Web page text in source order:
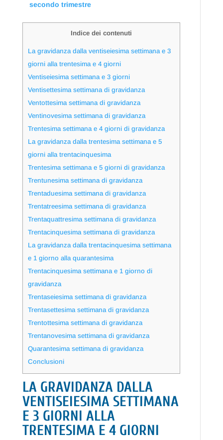
secondo trimestre
Indice dei contenuti
La gravidanza dalla ventiseiesima settimana e 3
giorni alla trentesima e 4 giorni
Ventiseiesima settimana e 3 giorni
Ventisettesima settimana di gravidanza
Ventottesima settimana di gravidanza
Ventinovesima settimana di gravidanza
Trentesima settimana e 4 giorni di gravidanza
La gravidanza dalla trentesima settimana e 5
giorni alla trentacinquesima
Trentesima settimana e 5 giorni di gravidanza
Trentunesima settimana di gravidanza
Trentaduesima settimana di gravidanza
Trentatreesima settimana di gravidanza
Trentaquattresima settimana di gravidanza
Trentacinquesima settimana di gravidanza
La gravidanza dalla trentacinquesima settimana
e 1 giorno alla quarantesima
Trentacinquesima settimana e 1 giorno di
gravidanza
Trentaseiesima settimana di gravidanza
Trentasettesima settimana di gravidanza
Trentottesima settimana di gravidanza
Trentanovesima settimana di gravidanza
Quarantesima settimana di gravidanza
Conclusioni
LA GRAVIDANZA DALLA
VENTISEIESIMA SETTIMANA
E 3 GIORNI ALLA
TRENTESIMA E 4 GIORNI